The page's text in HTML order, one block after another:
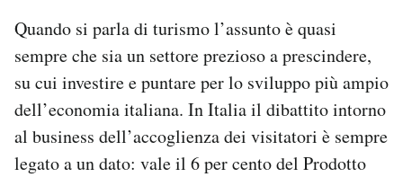
Area Personale
Notifiche mobile
Regala il Post
Hai bisogno di aiuto?
Esci
Quando si parla di turismo l’assunto è quasi
sempre che sia un settore prezioso a prescindere,
su cui investire e puntare per lo sviluppo più ampio
dell’economia italiana. In Italia il dibattito intorno
al business dell’accoglienza dei visitatori è sempre
legato a un dato: vale il 6 per cento del Prodotto